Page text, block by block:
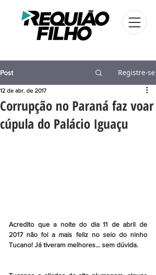
Post Registre-se
Corrupção no Paraná faz voar
cúpula do Palácio Iguaçu
12 de abr. de 2017
Acredito que a noite do dia 11 de abril de
2017 não foi a mais feliz no seio do ninho
Tucano! Já tiveram melhores... sem dúvida.